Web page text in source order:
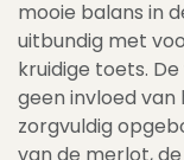
mooie balans in
uitbundig met
kruidige toets.
geen invloed van
zorgvuldig